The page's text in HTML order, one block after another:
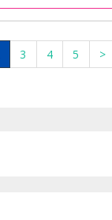
3 4 5 >